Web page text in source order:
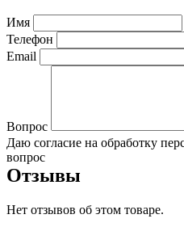
Имя
Телефон
Email
Вопрос
Даю согласие на обработку
вопрос
Отзывы
Нет отзывов об этом товаре.